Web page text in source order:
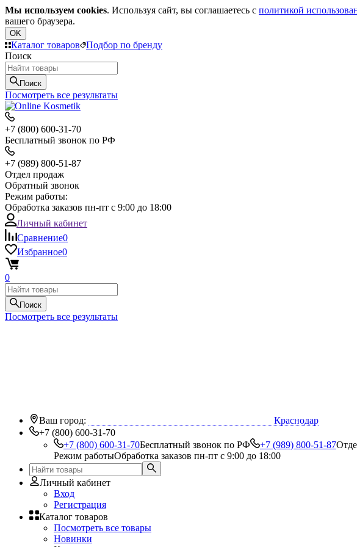
Мы используем cookies. Используя сайт, вы соглашаетесь с политикой
вашего браузера.
OK
Каталог товаров
Подбор по бренду
Поиск
Поиск
Посмотреть все результаты
+7 (800) 600-31-70
Бесплатный звонок по РФ
+7 (989) 800-51-87
Отдел продаж
Обратный звонок
Режим работы:
Обработка заказов пн-пт с 9:00 до 18:00
Личный кабинет
Сравнение0
Избранное0
0
Поиск
Посмотреть все результаты
Ваш город:
Краснодар
+7 (800) 600-31-70
+7 (800) 600-31-70Бесплатный звонок по РФ +7 (989) 800-51-87
Режим работыОбработка заказов пн-пт с 9:00 до 18:00
Личный кабинет
Вход
Регистрация
Каталог товаров
Посмотреть все товары
Новинки